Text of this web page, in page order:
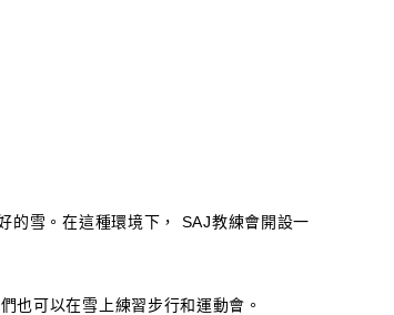
的雪。在這種環境下， SAJ教練會開設一
也可以在雪上練習步行和運動會。